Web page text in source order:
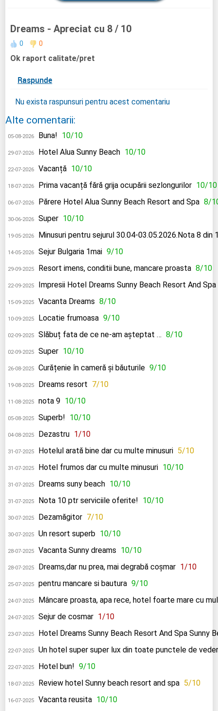
Dreams - Apreciat cu 8 / 10
0 0
Ok raport calitate/pret
Raspunde
Nu exista raspunsuri pentru acest comentariu
Alte comentarii:
05-08-2026 Buna! 10/10
29-07-2026 Hotel Alua Sunny Beach 10/10
22-07-2026 Vacanță 10/10
18-07-2026 Prima vacanță fără grija ocupării sezlongurilor 10/10
06-07-2026 Părere Hotel Alua Sunny Beach Resort and Spa 8/
30-06-2026 Super 10/10
19-05-2026 Minusuri pentru sejurul 30.04-03.05.2026.Nota 8 din
14-05-2026 Sejur Bulgaria 1mai 9/10
29-09-2025 Resort imens, conditii bune, mancare proasta 8/10
22-09-2025 Impresii Hotel Dreams Sunny Beach Resort And Spa
15-09-2025 Vacanta Dreams 8/10
10-09-2025 Locatie frumoasa 9/10
02-09-2025 Slăbuț fata de ce ne-am așteptat … 8/10
02-09-2025 Super 10/10
26-08-2025 Curățenie în cameră și băuturile 9/10
19-08-2025 Dreams resort 7/10
11-08-2025 nota 9 10/10
05-08-2025 Superb! 10/10
04-08-2025 Dezastru 1/10
31-07-2025 Hotelul arată bine dar cu multe minusuri 5/10
31-07-2025 Hotel frumos dar cu multe minusuri 10/10
31-07-2025 Dreams suny beach 10/10
31-07-2025 Nota 10 ptr serviciile oferite! 10/10
30-07-2025 Dezamăgitor 7/10
30-07-2025 Un resort superb 10/10
28-07-2025 Vacanta Sunny dreams 10/10
28-07-2025 Dreams,dar nu prea, mai degrabă coșmar 1/10
25-07-2025 pentru mancare si bautura 9/10
24-07-2025 Mâncare proasta, apa rece, hotel foarte mare cu
24-07-2025 Sejur de cosmar 1/10
23-07-2025 Hotel Dreams Sunny Beach Resort And Spa Sunny
22-07-2025 Un hotel super super lux din toate punctele de
22-07-2025 Hotel bun! 9/10
18-07-2025 Review hotel Sunny beach resort and spa 5/10
16-07-2025 Vacanta reusita 10/10